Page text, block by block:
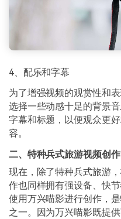
4、配乐和字幕
为了增强视频的观赏性和
选择一些动感十足的背景
字幕和标题，以便观众更
容。
二、特种兵式旅游视频创作
现在，除了特种兵式旅游
作也同样拥有强设备、快
使用万兴喵影进行创作，
之一。因为万兴喵影既提